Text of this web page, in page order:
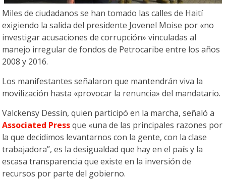
Miles de ciudadanos se han tomado las calles de Haití
exigiendo la salida del presidente Jovenel Moise por «no
investigar acusaciones de corrupción» vinculadas al
manejo irregular de fondos de Petrocaribe entre los años
2008 y 2016.
Los manifestantes señalaron que mantendrán viva la
movilización hasta «provocar la renuncia» del mandatario.
Valckensy Dessin, quien participó en la marcha, señaló a
Associated Pressque «una de las principales razones por
la que decidimos levantarnos con la gente, con la clase
trabajadora”, es la desigualdad que hay en el país y la
escasa transparencia que existe en la inversión de
recursos por parte del gobierno.